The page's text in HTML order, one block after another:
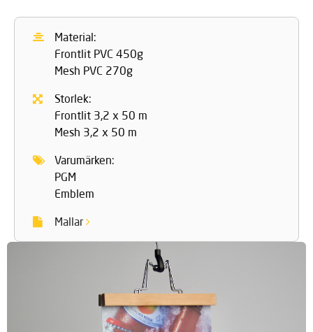
Material:
Frontlit PVC 450g
Mesh PVC 270g
Storlek:
Frontlit 3,2 x 50 m
Mesh 3,2 x 50 m
Varumärken:
PGM
Emblem
Mallar